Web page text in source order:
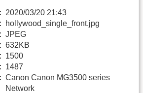
2020/03/20 21:43
hollywood_single_front.jpg
JPEG
632KB
1500
1487
Canon Canon MG3500 series
Network